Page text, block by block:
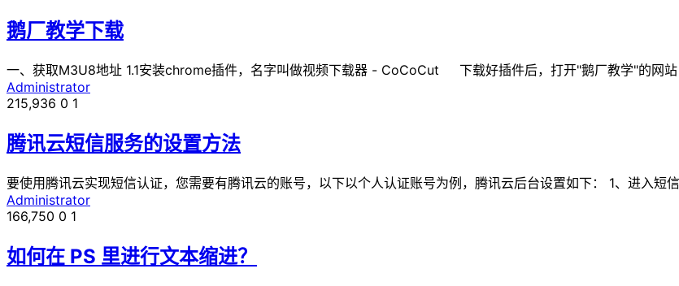
鹅厂教学下载
一、获取M3U8地址 1.1安装chrome插件，名字叫做视频下载器 - CoCoCut 下载好插件后，打开"鹅厂教学"的网
Administrator
215,936 0 1
腾讯云短信服务的设置方法
要使用腾讯云实现短信认证，您需要有腾讯云的账号，以下以个人认证账号为例，腾讯云后台设置如下： 1、进入
Administrator
166,750 0 1
如何在 PS 里进行文本缩进？